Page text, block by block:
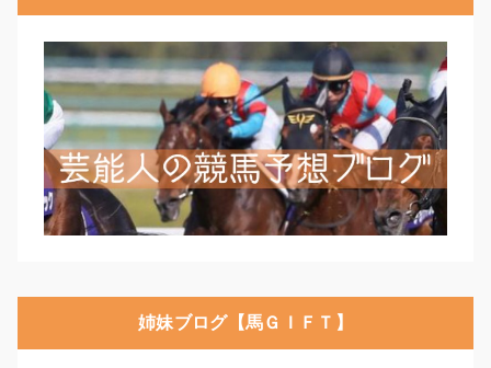
姉妹ブログ【馬ＧＩＦＴ】